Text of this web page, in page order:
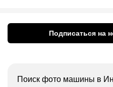
Подписаться на
Поиск фото машины в